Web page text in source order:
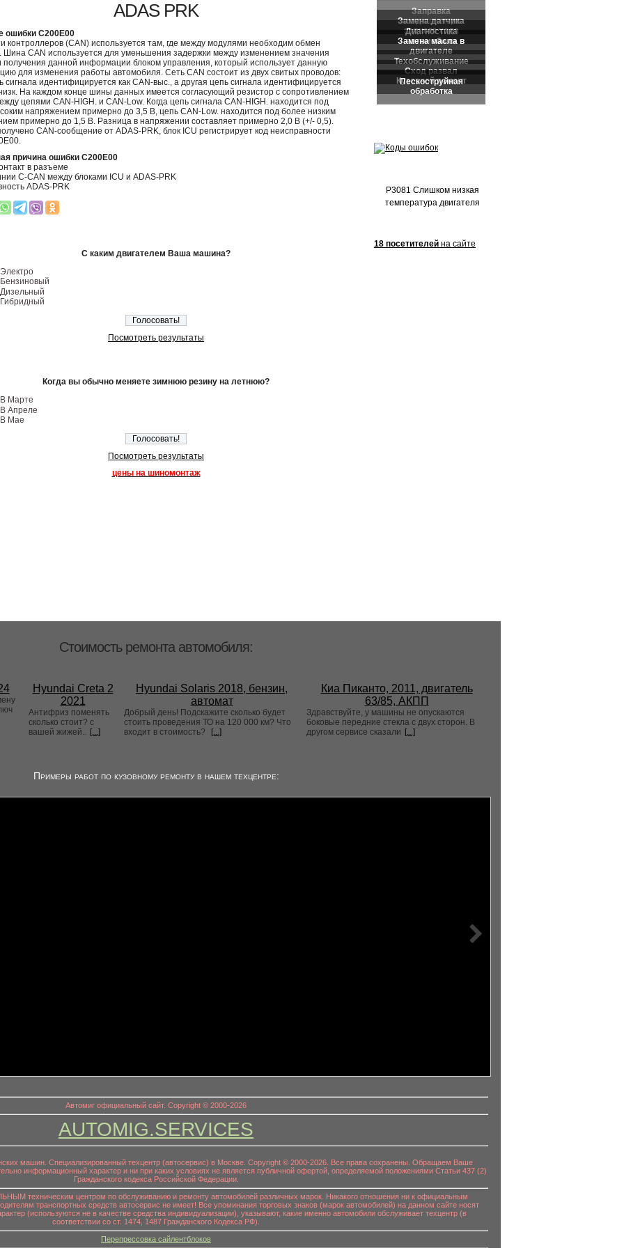
ADAS PRK
ошибки C200E00
контроллеров (CAN) используется там, где между модулями необходим обмен
CAN используется для уменьшения задержки между изменением значения
получения данной информации блоком управления, который использует данную
для изменения работы автомобиля. Сеть CAN состоит из двух свитых проводов:
сигнала идентифицируется как CAN-выс., а другая цепь сигнала идентифицируется
На каждом конце шины данных имеется согласующий резистор с сопротивлением
цепями CAN-HIGH. и CAN-Low. Когда цепь сигнала CAN-HIGH. находится под
напряжением примерно до 3,5 В, цепь CAN-Low. находится под более низким
примерно до 1,5 В. Разница в напряжении составляет примерно 2,0 В (+/- 0,5).
CAN-сообщение от ADAS-PRK, блок ICU регистрирует код неисправности
причина ошибки C200E00
в разъеме
C-CAN между блоками ICU и ADAS-PRK
ADAS-PRK
С каким двигателем Ваша машина?
Электро
Бензиновый
Дизельный
Гибридный
Посмотреть результаты
Когда вы обычно меняете зимнюю резину на летнюю?
В Марте
В Апреле
В Мае
Посмотреть результаты
цены на шиномонтаж
P3081 Слишком низкая
температура двигателя
18 посетителей на сайте
Стоимость ремонта автомобиля:
Hyundai Creta 2
2021
Антифриз поменять
сколько стоит? с
вашей жижей.. [...]
Hyundai Solaris 2018, бензин,
автомат
Добрый день! Подскажите сколько будет
стоить проведения ТО на 120 000 км? Что
входит в стоимость?
[...]
Киа Пиканто, 2011, двигатель
63/85, АКПП
Здравствуйте, у машины не опускаются
боковые передние стекла с двух сторон. В
другом сервисе сказали [...]
Примеры работ по кузовному ремонту в нашем техцентре:
Автомиг официальный сайт. Copyright © 2000-2026
AUTOMIG.SERVICES
машин. Специализированный техцентр (автосервис) в Москве. Copyright © 2000-2026. Все права сохранены. Обращаем Ваше
информационный характер и ни при каких условиях не является публичной офертой, определяемой положениями Статьи 437 (2)
Гражданского кодекса Российской Федерации.
техническим центром по обслуживанию и ремонту автомобилей различных марок. Никакого отношения ни к официальным
транспортных средств автосервис не имеет! Все упоминания торговых знаков (марок автомобилей) на данном сайте носят
(используются не в качестве средства индивидуализации), указывают, какие именно автомобили обслуживает техцентр (в
соответствии со ст. 1474, 1487 Гражданского Кодекса РФ).
Перепрессовка сайлентблоков